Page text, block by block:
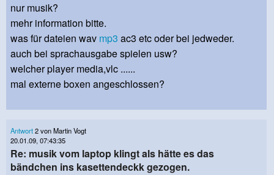
nur musik?
mehr information bitte.
was für dateien wav mp3 ac3 etc oder bei jedweder.
auch bei sprachausgabe spielen usw?
welcher player media,vlc ......
mal externe boxen angeschlossen?
Antwort2 von Martin Vogt
20.01.09, 07:43:35
Re: musik vom laptop klingt als hätte es das
bändchen ins kasettendeckk gezogen.